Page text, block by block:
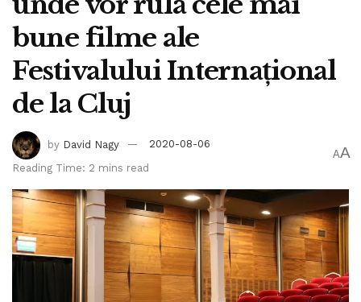
bune filme ale
Festivalului Internațional
de la Cluj
by David Nagy
2020-08-06
Reading Time: 2 mins read
AA